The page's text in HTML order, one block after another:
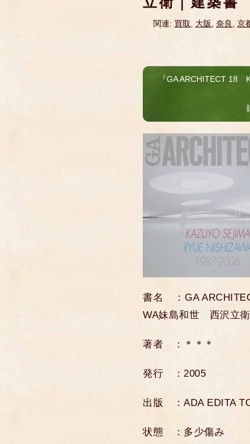
関連: 買取, 大阪, 奈良, 京
『GA ARCHITECT 18
書名 ：GA
WA妹島和世 西沢立衛
著者 ：＊＊＊
発行 ：2005
出版 ：ADA EDITA
状態 ：多少傷み